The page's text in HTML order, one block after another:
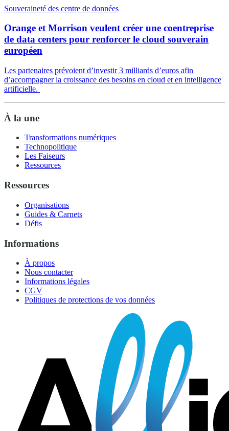
Souveraineté des centre de données
Orange et Morrison veulent créer une coentreprise
de data centers pour renforcer le cloud souverain
européen
Les partenaires prévoient d’investir 3 milliards d’euros afin
d’accompagner la croissance des besoins en cloud et en intelligence
artificielle.
À la une
Transformations numériques
Technopolitique
Les Faiseurs
Ressources
Ressources
Organisations
Guides & Carnets
Défis
Informations
À propos
Nous contacter
Informations légales
CGV
Politiques de protections de vos données